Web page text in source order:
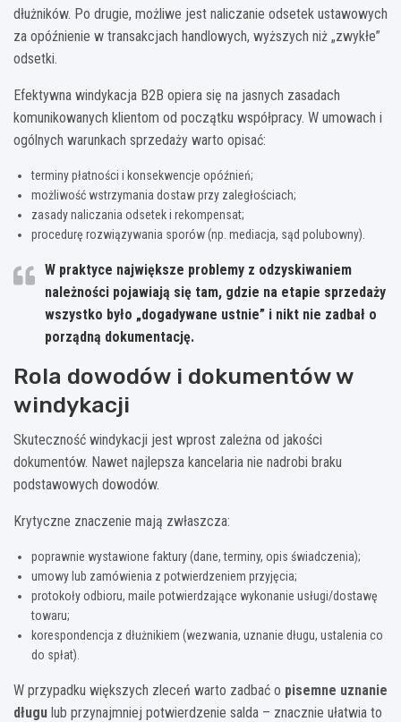
dłużników. Po drugie, możliwe jest naliczanie odsetek ustawowych
za opóźnienie w transakcjach handlowych, wyższych niż „zwykłe”
odsetki.
Efektywna windykacja B2B opiera się na jasnych zasadach
komunikowanych klientom od początku współpracy. W umowach i
ogólnych warunkach sprzedaży warto opisać:
terminy płatności i konsekwencje opóźnień;
możliwość wstrzymania dostaw przy zaległościach;
zasady naliczania odsetek i rekompensat;
procedurę rozwiązywania sporów (np. mediacja, sąd polubowny).
W praktyce największe problemy z odzyskiwaniem
należności pojawiają się tam, gdzie na etapie sprzedaży
wszystko było „dogadywane ustnie” i nikt nie zadbał o
porządną dokumentację.
Rola dowodów i dokumentów w
windykacji
Skuteczność windykacji jest wprost zależna od jakości
dokumentów. Nawet najlepsza kancelaria nie nadrobi braku
podstawowych dowodów.
Krytyczne znaczenie mają zwłaszcza:
poprawnie wystawione faktury (dane, terminy, opis świadczenia);
umowy lub zamówienia z potwierdzeniem przyjęcia;
protokoły odbioru, maile potwierdzające wykonanie usługi/dostawę
towaru;
korespondencja z dłużnikiem (wezwania, uznanie długu, ustalenia co
do spłat).
W przypadku większych zleceń warto zadbać o pisemne uznanie
długu lub przynajmniej potwierdzenie salda – znacznie ułatwia to